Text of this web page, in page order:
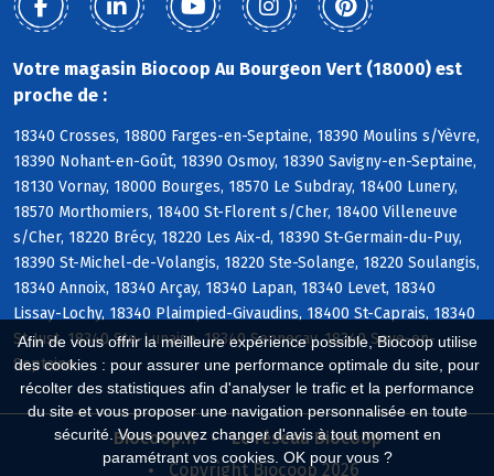
Afin de vous offrir la meilleure expérience possible, Biocoop utilise
des cookies : pour assurer une performance optimale du site, pour
récolter des statistiques afin d'analyser le trafic et la performance
du site et vous proposer une navigation personnalisée en toute
sécurité. Vous pouvez changer d'avis à tout moment en
paramétrant vos cookies. OK pour vous ?
Votre magasin Biocoop Au Bourgeon Vert (18000) est
proche de :
18340 Crosses, 18800 Farges-en-Septaine, 18390 Moulins s/Yèvre,
18390 Nohant-en-Goût, 18390 Osmoy, 18390 Savigny-en-Septaine,
18130 Vornay, 18000 Bourges, 18570 Le Subdray, 18400 Lunery,
18570 Morthomiers, 18400 St-Florent s/Cher, 18400 Villeneuve
s/Cher, 18220 Brécy, 18220 Les Aix-d, 18390 St-Germain-du-Puy,
18390 St-Michel-de-Volangis, 18220 Ste-Solange, 18220 Soulangis,
18340 Annoix, 18340 Arçay, 18340 Lapan, 18340 Levet, 18340
Lissay-Lochy, 18340 Plaimpied-Givaudins, 18400 St-Caprais, 18340
St-Just, 18340 Ste-Lunaise, 18340 Senneçay, 18340 Soye-en-
Septaine
Biocoop.fr
Le réseau Biocoop
Copyright Biocoop 2026